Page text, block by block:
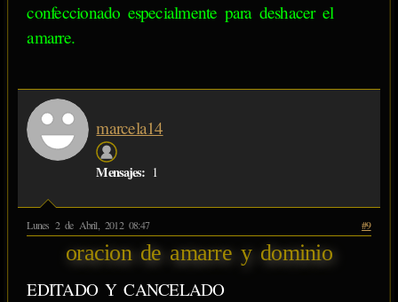
confeccionado especialmente para deshacer el
amarre.
marcela14
Mensajes: 1
Lunes 2 de Abril, 2012 08:47 #9
oracion de amarre y dominio
EDITADO Y CANCELADO